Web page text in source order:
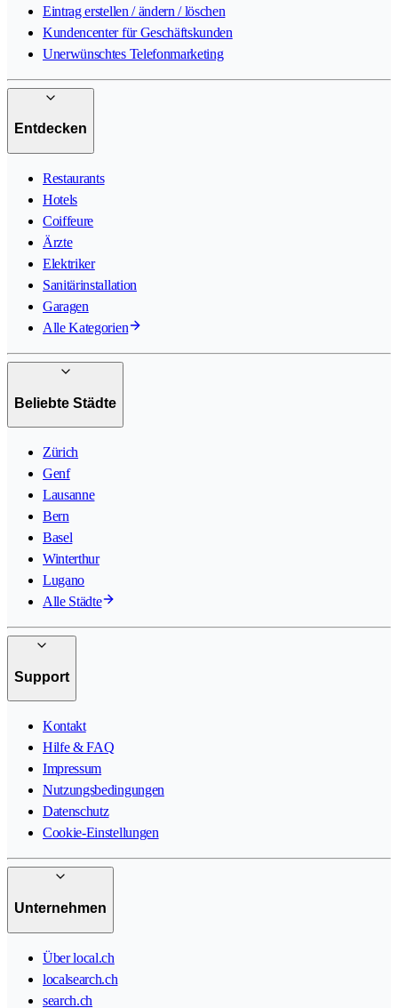
Eintrag erstellen / ändern / löschen
Kundencenter für Geschäftskunden
Unerwünschtes Telefonmarketing
Entdecken
Restaurants
Hotels
Coiffeure
Ärzte
Elektriker
Sanitärinstallation
Garagen
Alle Kategorien
Beliebte Städte
Zürich
Genf
Lausanne
Bern
Basel
Winterthur
Lugano
Alle Städte
Support
Kontakt
Hilfe & FAQ
Impressum
Nutzungsbedingungen
Datenschutz
Cookie-Einstellungen
Unternehmen
Über local.ch
localsearch.ch
search.ch